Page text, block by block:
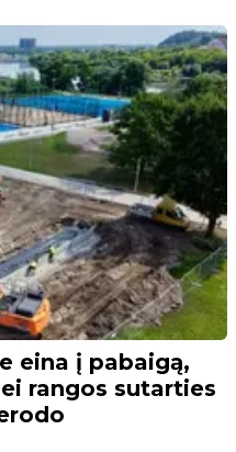
eina į pabaigą,
rangos sutarties